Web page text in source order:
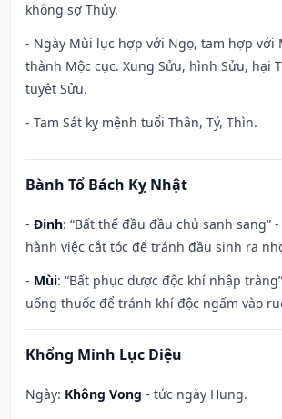
không sợ Thủy.
- Ngày Mùi lục hợp với Ngọ, tam hợp với
thành Mộc cục. Xung Sửu, hình Sửu, hại
tuyệt Sửu.
- Tam Sát kỵ mệnh tuổi Thân, Tý, Thìn.
Bành Tổ Bách Kỵ Nhật
- Đinh: “Bất thế đầu đầu chủ sanh sang”
hành việc cắt tóc để tránh đầu sinh ra
- Mùi: “Bất phục dược độc khí nhập
uống thuốc để tránh khí độc ngấm vào
Khổng Minh Lục Diệu
Ngày: Không Vong - tức ngày Hung.